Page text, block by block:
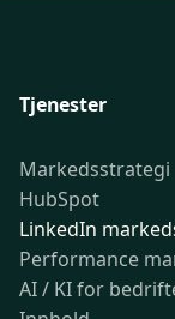
Tjenester
Markedsstrategi
HubSpot
LinkedIn
Performance
AI / KI for